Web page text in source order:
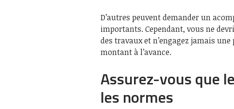
D’autres peuvent demander un
importants. Cependant, vous ne
des travaux et n’engagez jamais
montant à l’avance.
Assurez-vous que
les normes